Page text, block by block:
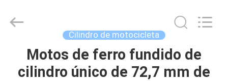
CASA
Rights
Cilindro de motocicleta
Motos de ferro fundido de
cilindro único de 72,7 mm de